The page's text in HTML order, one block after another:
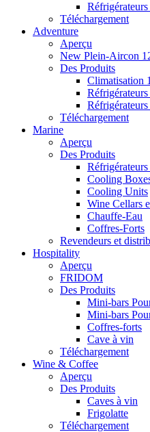
Téléchargement
Adventure
Aperçu
New Plein-Aircon
Des Produits
Climatisation
Téléchargement
Marine
Aperçu
Des Produits
Cooling
Cooling Units
Wine Cellars
Chauffe-Eau
Coffres-Forts
Revendeurs et
Hospitality
Aperçu
FRIDOM
Des Produits
Mini-bars
Mini-bars
Coffres-forts
Cave à vin
Téléchargement
Wine & Coffee
Aperçu
Des Produits
Caves à vin
Frigolatte
Téléchargement